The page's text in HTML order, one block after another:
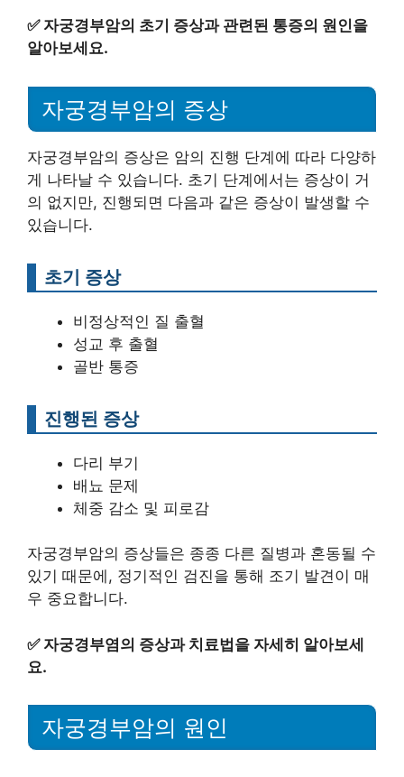
✅ 자궁경부암의 초기 증상과 관련된 통증의 원인을
알아보세요.
자궁경부암의 증상
자궁경부암의 증상은 암의 진행 단계에 따라 다양하
게 나타날 수 있습니다. 초기 단계에서는 증상이 거
의 없지만, 진행되면 다음과 같은 증상이 발생할 수
있습니다.
초기 증상
비정상적인 질 출혈
성교 후 출혈
골반 통증
진행된 증상
다리 부기
배뇨 문제
체중 감소 및 피로감
자궁경부암의 증상들은 종종 다른 질병과 혼동될 수
있기 때문에, 정기적인 검진을 통해 조기 발견이 매
우 중요합니다.
✅ 자궁경부염의 증상과 치료법을 자세히 알아보세
요.
자궁경부암의 원인